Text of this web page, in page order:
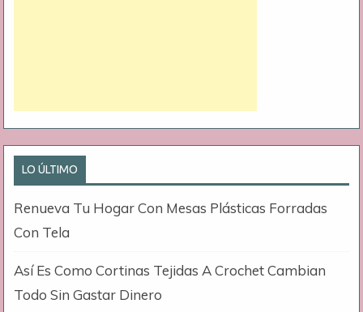
LO ÚLTIMO
Renueva Tu Hogar Con Mesas Plásticas Forradas
Con Tela
Así Es Como Cortinas Tejidas A Crochet Cambian
Todo Sin Gastar Dinero